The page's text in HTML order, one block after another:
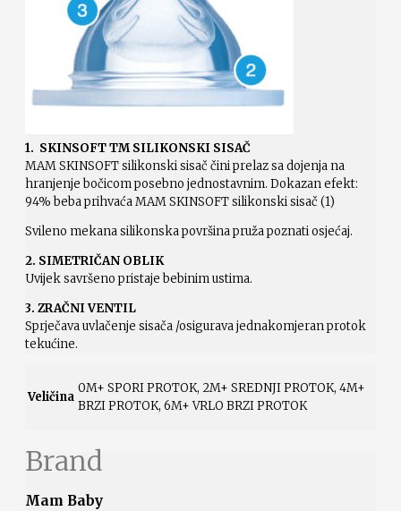
1. SKINSOFT TM SILIKONSKI SISAČ
MAM SKINSOFT silikonski sisač čini prelaz sa dojenja na
hranjenje bočicom posebno jednostavnim. Dokazan efekt:
94% beba prihvaća MAM SKINSOFT silikonski sisač (1)
Svileno mekana silikonska površina pruža poznati osjećaj.
2. SIMETRIČAN OBLIK
Uvijek savršeno pristaje bebinim ustima.
3. ZRAČNI VENTIL
Sprječava uvlačenje sisača /osigurava jednakomjeran protok
tekućine.
Veličina
0M+ SPORI PROTOK, 2M+ SREDNJI PROTOK, 4M+
BRZI PROTOK, 6M+ VRLO BRZI PROTOK
Brand
Mam Baby